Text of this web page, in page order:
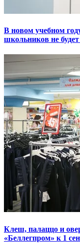
В новом учебном
школьников не
Клеш, палаццо и
«Беллегпром» к 1